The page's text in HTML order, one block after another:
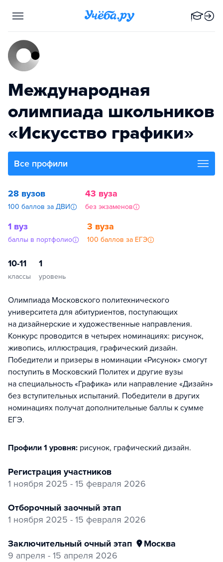
Международная
олимпиада школьников
«Искусство графики»
Все профили
28 вузов
100 баллов за ДВИ
43 вуза
без экзаменов
1 вуз
баллы в портфолио
3 вуза
100 баллов за ЕГЭ
10-11
классы
1
уровень
Олимпиада Московского политехнического
университета для абитуриентов, поступающих
на дизайнерские и художественные направления.
Конкурс проводится в четырех номинациях: рисунок,
живопись, иллюстрация, графический дизайн.
Победители и призеры в номинации «Рисунок» смогут
поступить в Московский Политех и другие вузы
на специальность «Графика» или направление «Дизайн»
без вступительных испытаний. Победители в других
номинациях получат дополнительные баллы к сумме
ЕГЭ.
Профили 1 уровня: рисунок, графический дизайн.
регистрация участников
1 ноября 2025 - 15 февраля 2026
отборочный заочный этап
1 ноября 2025 - 15 февраля 2026
заключительный очный этап
Москва
9 апреля - 15 апреля 2026